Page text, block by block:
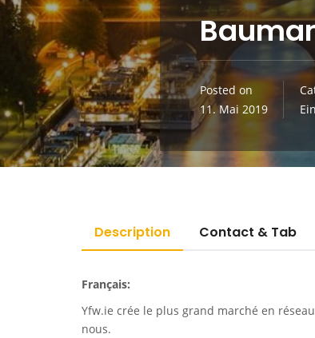
Posted on
11. Mai 2019
Description Contact & Tab
Français:
Yfw.ie crée le plus grand marché en
nous.